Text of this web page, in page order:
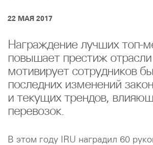
22 МАЯ 2017
Награждение лучших топ-
повышает престиж
мотивирует сотрудников
последних изменений
и текущих трендов,
перевозок.
В этом году IRU наградил 60